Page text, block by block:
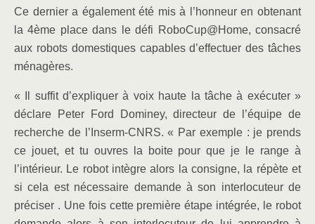
Ce dernier a également été mis à l’honneur en obtenant
la 4ème place dans le défi RoboCup@Home, consacré
aux robots domestiques capables d’effectuer des tâches
ménagères.
« Il suffit d’expliquer à voix haute la tâche à exécuter »
déclare Peter Ford Dominey, directeur de l’équipe de
recherche de l’Inserm-CNRS. « Par exemple : je prends
ce jouet, et tu ouvres la boite pour que je le range à
l’intérieur. Le robot intègre alors la consigne, la répète et
si cela est nécessaire demande à son interlocuteur de
préciser . Une fois cette première étape intégrée, le robot